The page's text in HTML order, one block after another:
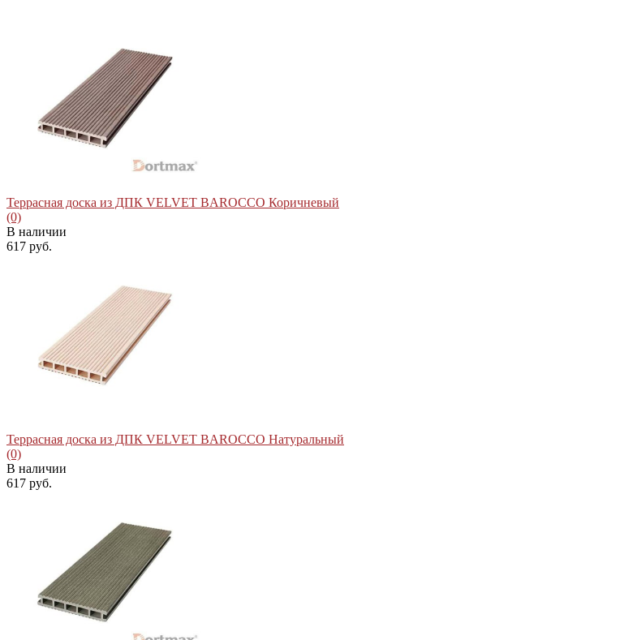
избранное сравнить
Террасная доска из ДПК VELVET BAROCCO Коричневый
(0)
В наличии
617 руб.
избранное сравнить
Террасная доска из ДПК VELVET BAROCCO Натуральный
(0)
В наличии
617 руб.